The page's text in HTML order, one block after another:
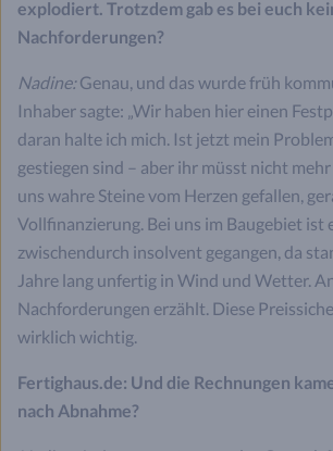
explodiert. Trotzdem gab es bei euch
Nachforderungen?
Nadine:Genau, und das wurde früh
Inhaber sagte: „Wir haben hier einen
daran halte ich mich. Ist jetzt mein
gestiegen sind – aber ihr müsst nicht mehr
uns wahre Steine vom Herzen gefallen,
Vollfinanzierung. Bei uns im Baugebiet ist
zwischendurch insolvent gegangen, da
Jahre lang unfertig in Wind und Wetter.
Nachforderungen erzählt. Diese
wirklich wichtig.
Fertighaus.de: Und die Rechnungen
nach Abnahme?